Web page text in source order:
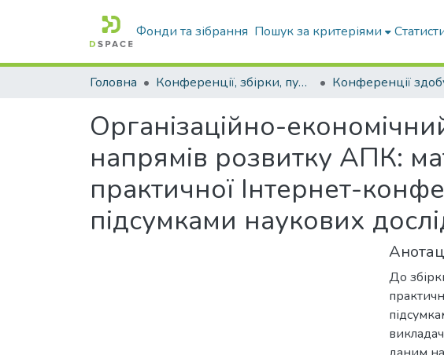
Фонди та зібрання Пошук за критеріями
Головна Конференції, збірки, публікації молодих вчених і здобувачів : магістрів, бакалаврів, аспірантів.
Організаційно-
напрямів розвитку АПК:
практичної Інтернет-
підсумками наукових
До